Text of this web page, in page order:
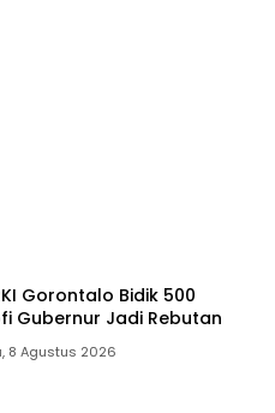
Gorontalo Bidik 500
Gubernur Jadi Rebutan
8 Agustus 2026